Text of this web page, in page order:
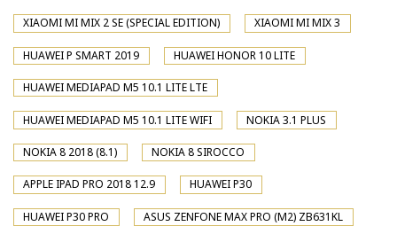
XIAOMI MI MIX 2 SE (SPECIAL EDITION) XIAOMI MI MIX 3
HUAWEI P SMART 2019 HUAWEI HONOR 10 LITE
HUAWEI MEDIAPAD M5 10.1 LITE LTE
HUAWEI MEDIAPAD M5 10.1 LITE WIFI NOKIA 3.1 PLUS
NOKIA 8 2018 (8.1) NOKIA 8 SIROCCO
APPLE IPAD PRO 2018 12.9 HUAWEI P30
HUAWEI P30 PRO ASUS ZENFONE MAX PRO (M2) ZB631KL